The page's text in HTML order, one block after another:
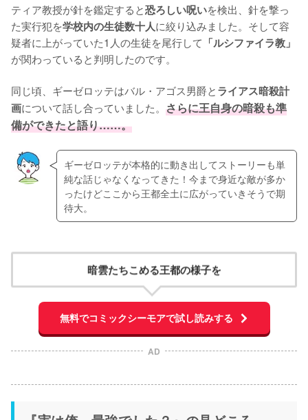
ティア教授が針を鑑定すると恐ろしい呪いを検出、針を撃っ
た実行犯を学校内の生徒数十人に絞り込みました。そして容
疑者に上がっていた1人の生徒を尾行して 「ルシファイラ教」
が関わっていると判明したのです。
同じ頃、ギーゼロッテはバル・アゴス男爵とライアス暗殺計
画について話し合っていました。 さらに王自身の暗殺も準
備ができたと語り……。
ギーゼロッテが本格的に動き出してストーリーも単
純な話じゃなくなってきた！今まで身近な敵が多か
ったけどここから王都全土に広がっていきそうで期
待大。
暗雲たちこめる王都の様子を
無料でコミックシーモアで試し読みする
AD